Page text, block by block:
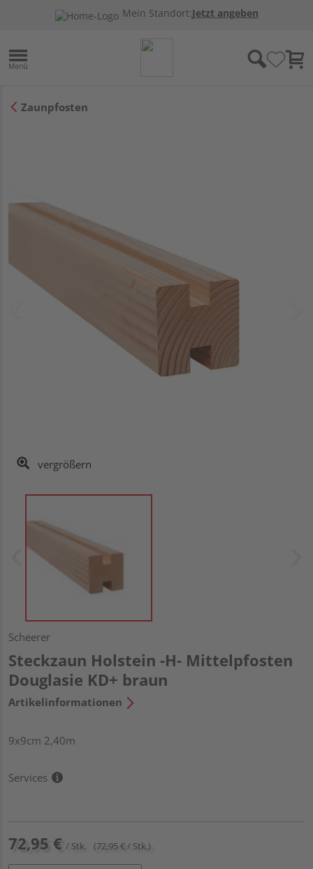
Mein Standort:Jetzt angeben
Zaunpfosten
vergrößern
Scheerer
Steckzaun Holstein -H- Mittelpfosten
Douglasie KD+ braun
Artikelinformationen
9x9cm 2,40m
Services
72,95 € / Stk. (72,95 € / Stk.)